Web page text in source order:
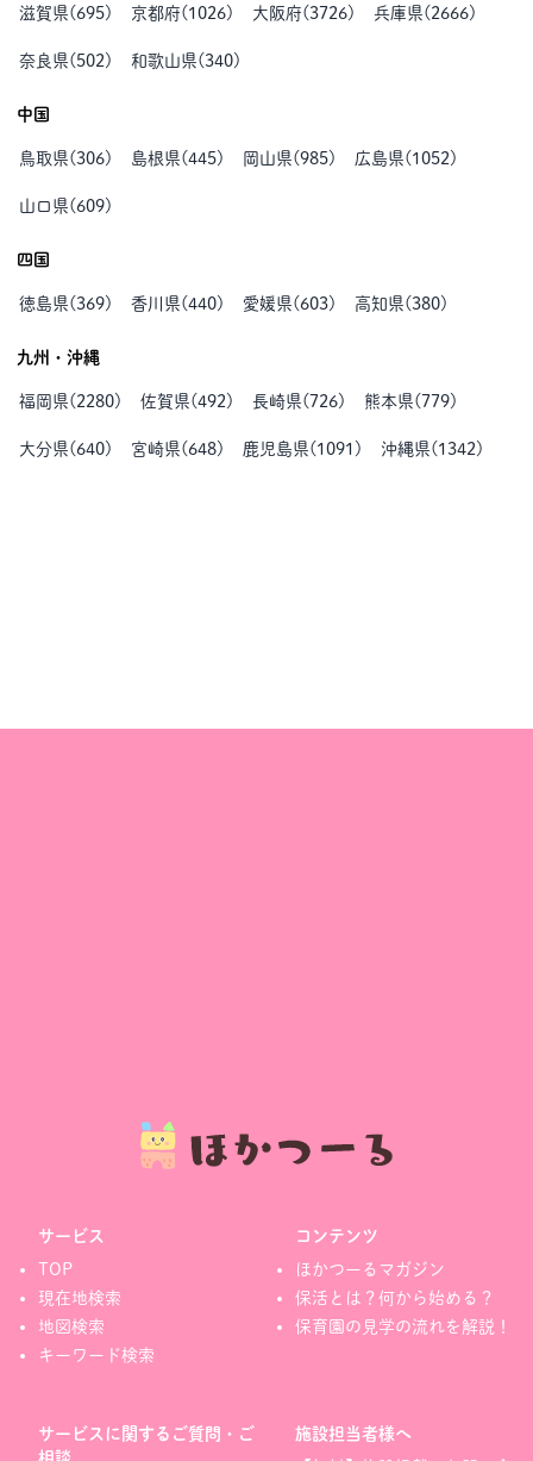
滋賀県( 695) 京都府( 1026) 大阪府(3726) 兵庫県( 2666)
奈良県( 502 ) 和歌山県(340)
中国
鳥取県(306) 島根県(445) 岡山県(985) 広島県( 1052 )
山口県( 609)
四国
徳島県(369) 香川県(440) 愛媛県( 603) 高知県(380)
九州・沖縄
福岡県( 2280) 佐賀県(492 ) 長崎県( 726) 熊本県( 779)
大分県( 640) 宮崎県( 648) 鹿児島県( 1091 ) 沖縄県( 1342 )
サービス
TOP
現在地検索
地図検索
キーワード検索
コンテンツ
ほかつーるマガジン
保活とは？何から始める？
保育園の見学の流れを解説！
サービスに関するご質問・ご
施設担当者様へ